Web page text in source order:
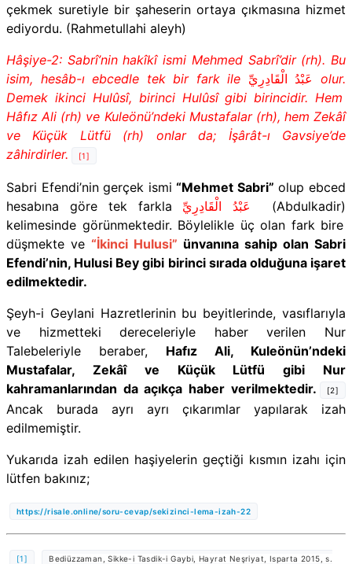
çekmek suretiyle bir şaheserin ortaya çıkmasına hizmet
ediyordu. (Rahmetullahi aleyh)
Hâşiye-2: Sabrî’nin hakîkî ismi Mehmed Sabrî’dir (rh). Bu
isim, hesâb-ı ebcedle tek bir fark ile عَبْدُ الْقَادِرِيِّ
olur.
Demek ikinci Hulûsî, birinci Hulûsî gibi birincidir. Hem
Hâfız Ali (rh) ve Kuleönü’ndeki Mustafalar (rh), hem Zekâî
ve Küçük Lütfü (rh) onlar da; İşârât-ı Gavsiye’de
zâhirdirler.
[1]
Sabri Efendi’nin gerçek ismi“Mehmet Sabri” olup ebced
hesabına göre tek farkla
عَبْدُ الْقَادِرِيِّ
(Abdulkadir)
kelimesinde görünmektedir. Böylelikle üç olan fark bire
düşmekte ve “İkinci Hulusi” ünvanına sahip olan Sabri
Efendi’nin, Hulusi Bey gibi birinci sırada olduğuna işaret
edilmektedir.
Şeyh-i Geylani Hazretlerinin bu beyitlerinde, vasıflarıyla
ve hizmetteki dereceleriyle haber verilen Nur
Talebeleriyle beraber, Hafız Ali, Kuleönün’ndeki
Mustafalar, Zekâî ve Küçük Lütfü gibi Nur
kahramanlarından da açıkça haber verilmektedir.
[2]
Ancak burada ayrı ayrı çıkarımlar yapılarak izah
edilmemiştir.
Yukarıda izah edilen haşiyelerin geçtiği kısmın izahı için
lütfen bakınız;
https://risale.online/soru-cevap/sekizinci-lema-izah-22
[1] Bediüzzaman, Sikke-i Tasdik-i Gaybi, Hayrat Neşriyat, Isparta 2015, s.